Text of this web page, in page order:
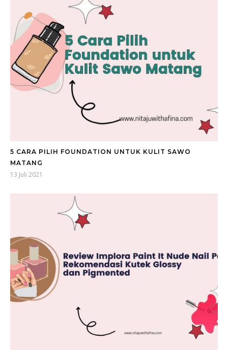
5 CARA PILIH FOUNDATION UNTUK KULIT SAWO
MATANG
13 Juli 2021